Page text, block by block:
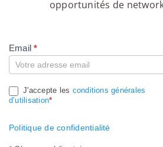
opportunités de
Compte
Email*
J'accepte les conditions générales
d’utilisation*
Politique de confidentialité